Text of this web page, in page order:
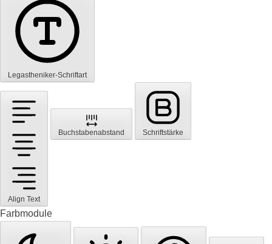
Legastheniker-Schriftart
Align Text
Buchstabenabstand Schriftstärke
Farbmodule